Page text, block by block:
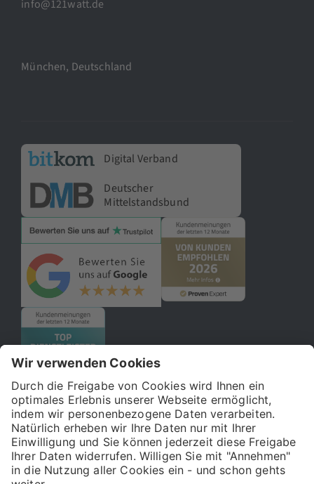
info@121watt.de
München, Deutschland
Digital Verband
Deutscher
Mittelstandsbund
© 2026 121WATT GmbH